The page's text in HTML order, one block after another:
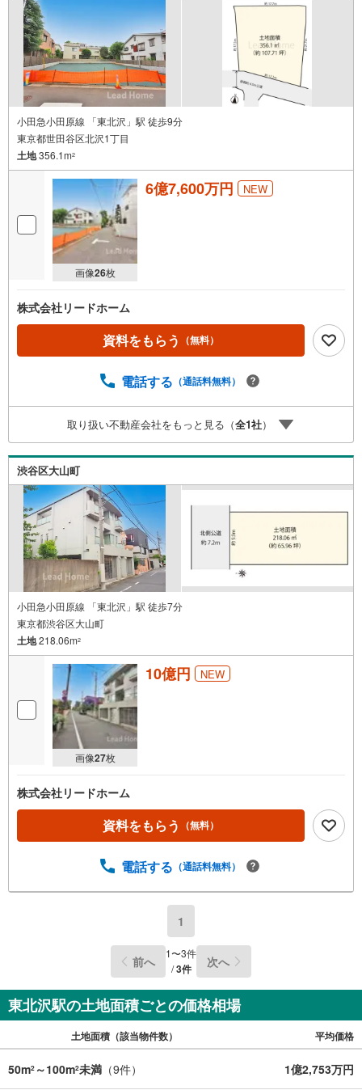
小田急小田原線 「東北沢」駅 徒歩9分
東京都世田谷区北沢1丁目
土地356.1m2
画像26枚
6億7,600万円 NEW
株式会社リードホーム
資料をもらう （無料）
電話する （通話料無料）
取り扱い不動産会社をもっと見る（全1社）
渋谷区大山町
小田急小田原線 「東北沢」駅 徒歩7分
東京都渋谷区大山町
土地218.06m2
画像27枚
10億円 NEW
株式会社リードホーム
資料をもらう （無料）
電話する （通話料無料）
1
前へ 1〜3件
/3件 次へ
東北沢駅の土地面積ごとの価格相場
土地面積（該当物件数） 平均価格
50m2 ～100m2未満 （9件） 1億2,753万円